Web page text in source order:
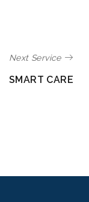
Next Service
SMART CARE